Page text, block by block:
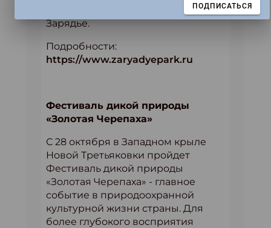
проходят в медиацентре парка
Зарядье.
Подробности:
https://www.zaryadyepark.ru
Фестиваль дикой природы
«Золотая Черепаха»
С 28 октября в Западном крыле
Новой Третьяковки пройдет
Фестиваль дикой природы
«Золотая Черепаха» - главное
событие в природоохранной
культурной жизни страны. Для
более глубокого восприятия
ПОДПИСАТЬСЯ